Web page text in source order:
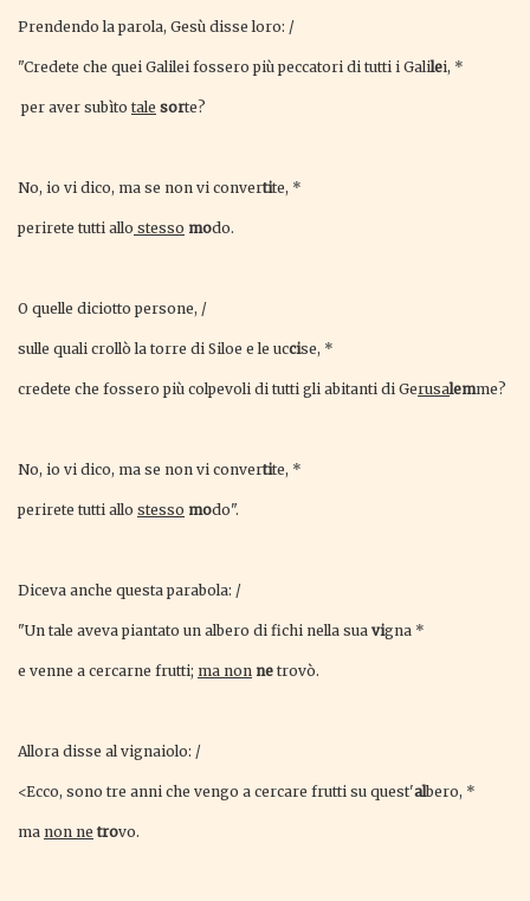
Prendendo la parola, Gesù disse loro: /
"Credete che quei Galilei fossero più peccatori di tutti i Galilei, *
per aver subìto tale sorte?
No, io vi dico, ma se non vi convertite, *
perirete tutti allo stesso modo.
O quelle diciotto persone, /
sulle quali crollò la torre di Siloe e le uccise, *
credete che fossero più colpevoli di tutti gli abitanti di Gerusalemme?
No, io vi dico, ma se non vi convertite, *
perirete tutti allo stesso modo".
Diceva anche questa parabola: /
"Un tale aveva piantato un albero di fichi nella sua vigna *
e venne a cercarne frutti; ma non ne trovò.
Allora disse al vignaiolo: /
<Ecco, sono tre anni che vengo a cercare frutti su quest'albero, *
ma non ne trovo.